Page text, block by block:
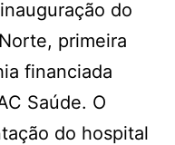
do
primeira
financiada
Saúde. O
do hospital